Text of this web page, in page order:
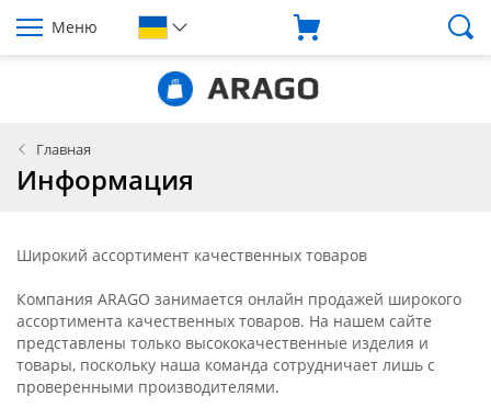
Меню
Главная
Информация
Широкий ассортимент качественных товаров
Компания ARAGO занимается онлайн продажей широкого
ассортимента качественных товаров. На нашем сайте
представлены только высококачественные изделия и
товары, поскольку наша команда сотрудничает лишь с
проверенными производителями.